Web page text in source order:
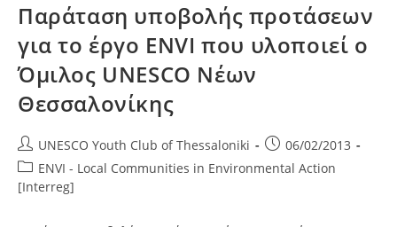
Παράταση υποβολής προτάσεων
για το έργο ENVI που υλοποιεί ο
Όμιλος UNESCO Νέων
Θεσσαλονίκης
Post
author:
UNESCO Youth Club of Thessaloniki
Post
published:
06/02/2013
Post
category:
ENVI - Local Communities in Environmental Action
[Interreg]